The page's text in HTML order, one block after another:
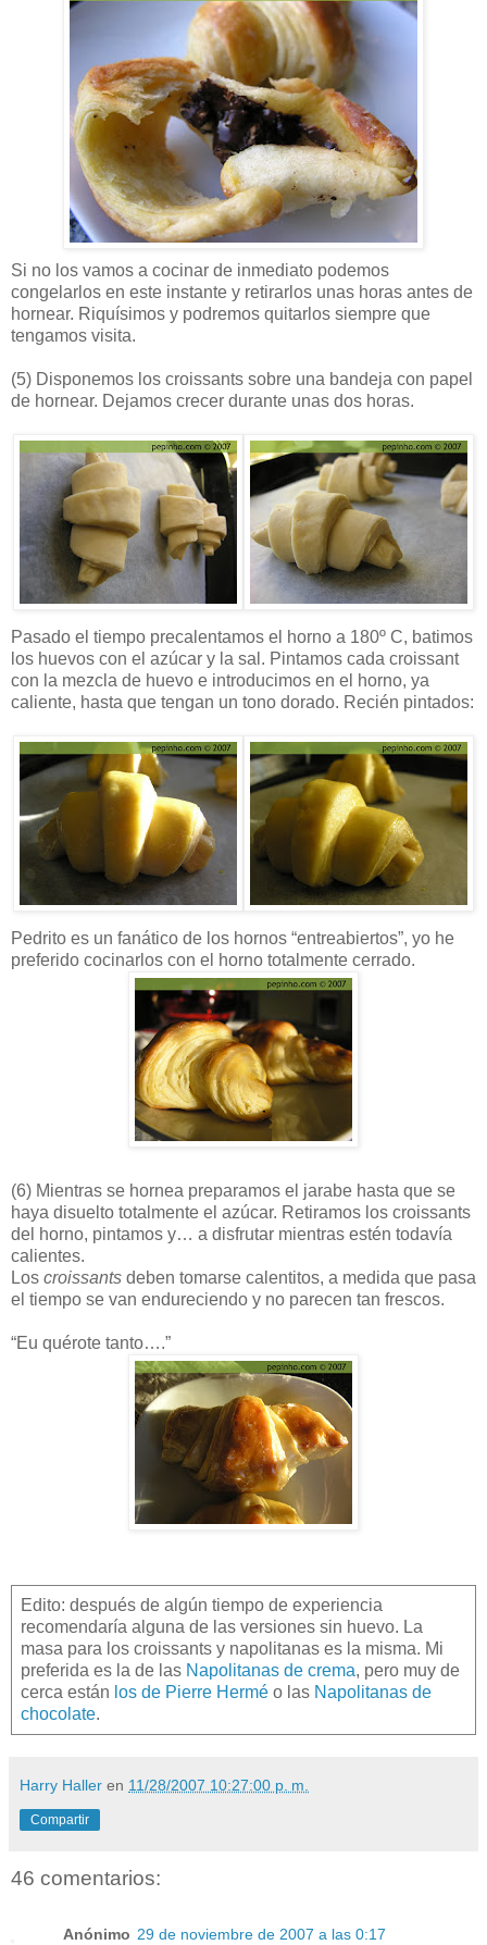
Si no los vamos a cocinar de inmediato podemos
congelarlos en este instante y retirarlos unas horas antes de
hornear. Riquísimos y podremos quitarlos siempre que
tengamos visita.
(5) Disponemos los croissants sobre una bandeja con papel
de hornear. Dejamos crecer durante unas dos horas.
Pasado el tiempo precalentamos el horno a 180º C, batimos
los huevos con el azúcar y la sal. Pintamos cada croissant
con la mezcla de huevo e introducimos en el horno, ya
caliente, hasta que tengan un tono dorado. Recién pintados:
Pedrito es un fanático de los hornos “entreabiertos”, yo he
preferido cocinarlos con el horno totalmente cerrado.
(6) Mientras se hornea preparamos el jarabe hasta que se
haya disuelto totalmente el azúcar. Retiramos los croissants
del horno, pintamos y… a disfrutar mientras estén todavía
calientes.
Los croissants deben tomarse calentitos, a medida que pasa
el tiempo se van endureciendo y no parecen tan frescos.
“Eu quérote tanto….”
Edito: después de algún tiempo de experiencia
recomendaría alguna de las versiones sin huevo. La
masa para los croissants y napolitanas es la misma. Mi
preferida es la de las Napolitanas de crema, pero muy de
cerca están los de Pierre Hermé o las Napolitanas de
chocolate.
Harry Haller en 11/28/2007 10:27:00 p. m.
Compartir
46 comentarios:
Anónimo 29 de noviembre de 2007 a las 0:17